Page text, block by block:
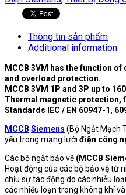
Thông tin sản phẩm
Additional information
MCCB 3VM has the function
and overload protection.
MCCB 3VM 1P and 3P up to
Thermal magnetic protection,
Standards IEC / EN 60947-1,
MCCB Siemens (Bộ Ngắt Mạch
yếu trong mạng lưới điện công
Các bộ ngắt bảo vệ (MCCB
Hoạt động của các bộ bảo vệ từ
chịu sự tác động do các nhiễu
các nhiễu loạn trong không khí